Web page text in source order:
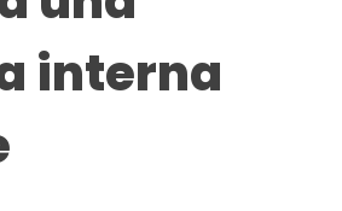
interna